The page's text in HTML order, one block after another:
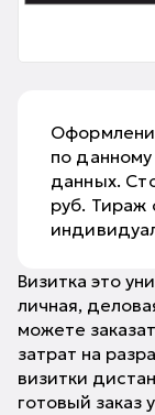
по
данных.
руб. Тираж
Визитка это
личная,
можете
затрат на
визитки
готовый заказ